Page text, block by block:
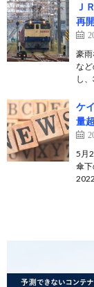
Ｊ
再
豪
な
し
ケ
量
5月
傘